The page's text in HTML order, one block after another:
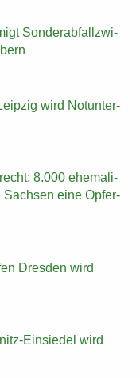
Son­der­ab­fall­zwi­
wird Not­un­ter­
8.000 ehe­ma­li­
Sach­sen eine Op­fer­
Dres­den wird
​Einsiedel wird